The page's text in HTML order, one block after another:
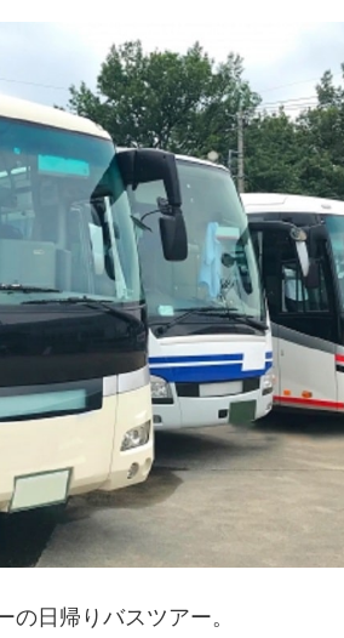
日帰りバスツアー。